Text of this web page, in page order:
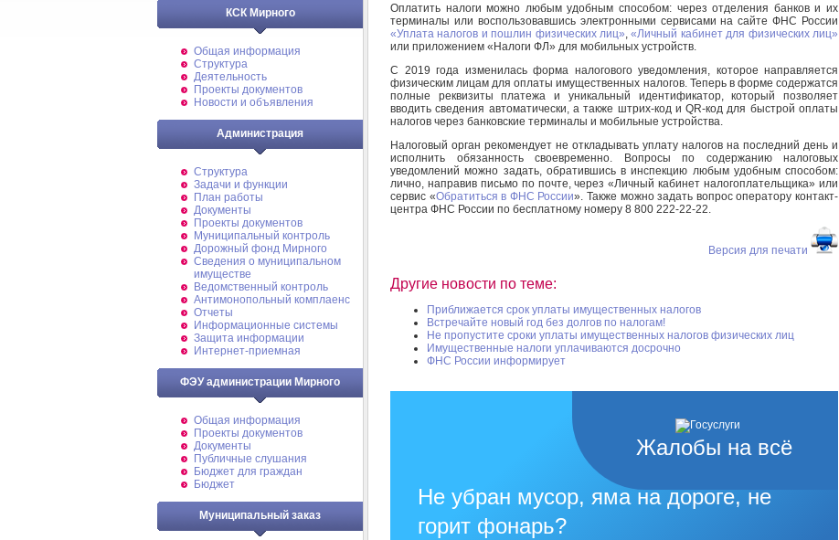
КСК Мирного
Общая информация
Структура
Деятельность
Проекты документов
Новости и объявления
Администрация
Структура
Задачи и функции
План работы
Документы
Проекты документов
Муниципальный контроль
Дорожный фонд Мирного
Cведения о муниципальном
имуществе
Ведомственный контроль
Антимонопольный комплаенс
Отчеты
Информационные системы
Защита информации
Интернет-приемная
ФЭУ администрации Мирного
Общая информация
Проекты документов
Документы
Публичные слушания
Бюджет для граждан
Бюджет
Муниципальный заказ
Оплатить налоги можно любым удобным способом: через отделения банков и их
терминалы или воспользовавшись электронными сервисами на сайте ФНС России
«Уплата налогов и пошлин физических лиц»,«Личный кабинет для физических лиц»
или приложением «Налоги ФЛ» для мобильных устройств.
С 2019 года изменилась форма налогового уведомления, которое направляется
физическим лицам для оплаты имущественных налогов. Теперь в форме содержатся
полные реквизиты платежа и уникальный идентификатор, который позволяет
вводить сведения автоматически, а также штрих-код и QR-код для быстрой оплаты
налогов через банковские терминалы и мобильные устройства.
Налоговый орган рекомендует не откладывать уплату налогов на последний день и
исполнить обязанность своевременно. Вопросы по содержанию налоговых
уведомлений можно задать, обратившись в инспекцию любым удобным способом:
лично, направив письмо по почте, через «Личный кабинет налогоплательщика» или
сервис «Обратиться в ФНС России». Также можно задать вопрос оператору контакт-
центра ФНС России по бесплатному номеру 8 800 222-22-22.
Версия для печати
Другие новости по теме:
Приближается срок уплаты имущественных налогов
Встречайте новый год без долгов по налогам!
Не пропустите сроки уплаты имущественных налогов физических лиц
Имущественные налоги уплачиваются досрочно
ФНС России информирует
Жалобы на всё
Не убран мусор, яма на дороге, не
горит фонарь?